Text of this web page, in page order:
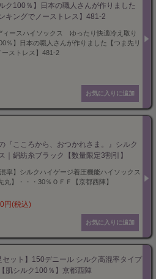
ク100％】日本の職人さんが作りました
キングでノーストレス】481-2
ィースハイソックス ゆったり快適冷え取り
％】日本の職人さんが作りました【つま先リ
ーストレス】481-2
『こころから、おつかれさま。』シルク
｜絹紡糸ブラック【数量限定3割引】
率】シルクハイゲージ着圧機能ハイソックス
丸】・・・30％ＯＦＦ【京都西陣】
円(税込)
セット】150デニール シルク高混率タイプ
肌シルク100％】京都西陣